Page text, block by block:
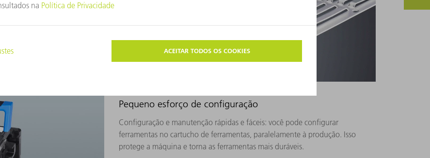
Pequeno esforço de configuração
Configuração e manutenção rápidas e fáceis: você pode configurar
ferramentas no cartucho de ferramentas, paralelamente à produção. Isso
protege a máquina e torna as ferramentas mais duráveis.